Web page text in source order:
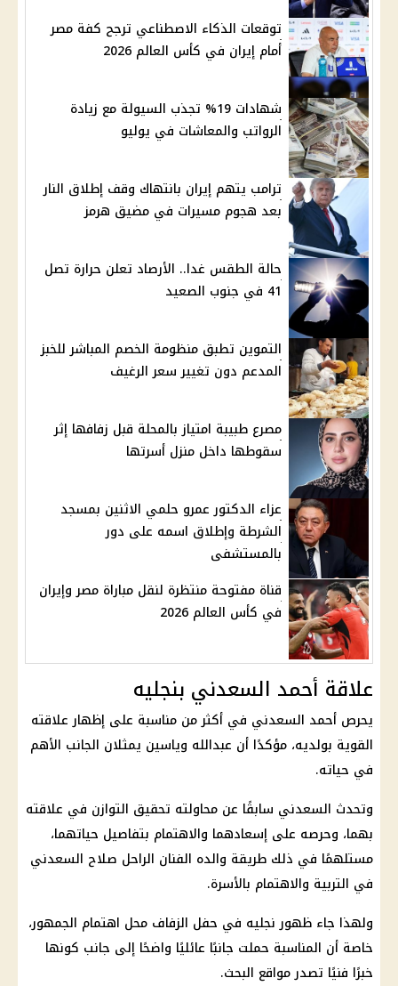
توقعات الذكاء الاصطناعي ترجح كفة مصر
أمام إيران في كأس العالم 2026
شهادات 19% تجذب السيولة مع زيادة
الرواتب والمعاشات في يوليو
ترامب يتهم إيران بانتهاك وقف إطلاق النار
بعد هجوم مسيرات في مضيق هرمز
حالة الطقس غدا.. الأرصاد تعلن حرارة تصل
41 في جنوب الصعيد
التموين تطبق منظومة الخصم المباشر للخبز
المدعم دون تغيير سعر الرغيف
مصرع طبيبة امتياز بالمحلة قبل زفافها إثر
سقوطها داخل منزل أسرتها
عزاء الدكتور عمرو حلمي الاثنين بمسجد
الشرطة وإطلاق اسمه على دور
بالمستشفى
قناة مفتوحة منتظرة لنقل مباراة مصر وإيران
في كأس العالم 2026
علاقة أحمد السعدني بنجليه
يحرص أحمد السعدني في أكثر من مناسبة على إظهار علاقته
القوية بولديه، مؤكدًا أن عبدالله وياسين يمثلان الجانب الأهم
في حياته.
وتحدث السعدني سابقًا عن محاولته تحقيق التوازن في علاقته
بهما، وحرصه على إسعادهما والاهتمام بتفاصيل حياتهما،
مستلهمًا في ذلك طريقة والده الفنان الراحل صلاح السعدني
في التربية والاهتمام بالأسرة.
ولهذا جاء ظهور نجليه في حفل الزفاف محل اهتمام الجمهور،
خاصة أن المناسبة حملت جانبًا عائليًا واضحًا إلى جانب كونها
خبرًا فنيًا تصدر مواقع البحث.